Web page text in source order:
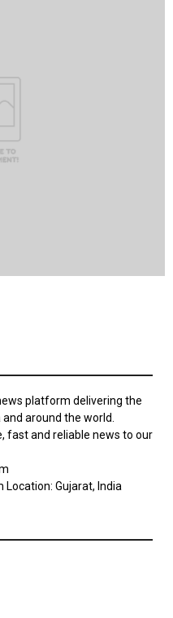
platform delivering the
around the world.
fast and reliable news to our
Gujarat, India